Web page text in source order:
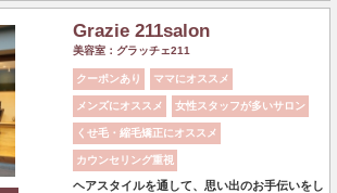
Grazie 211salon
美容室：グラッチェ211
クーポンあり ママにオススメ
メンズにオススメ 女性スタッフが多いサロン
くせ毛・縮毛矯正にオススメ
カウンセリング重視
ヘアスタイルを通して、思い出のお手伝いをし